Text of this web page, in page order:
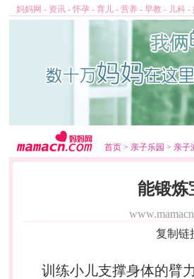
妈妈网 - 资讯 - 怀孕 - 育儿 - 营养 - 早教 - 儿科 -
首页 > 亲子乐园 > 亲子
能锻炼
复制链
训练小儿支撑身体的臂